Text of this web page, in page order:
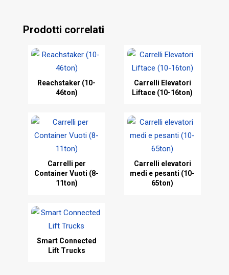
Prodotti correlati
Reachstaker (10-
46ton)
Carrelli Elevatori
Liftace (10-16ton)
Carrelli per
Container Vuoti (8-
11ton)
Carrelli elevatori
medi e pesanti (10-
65ton)
Smart Connected
Lift Trucks